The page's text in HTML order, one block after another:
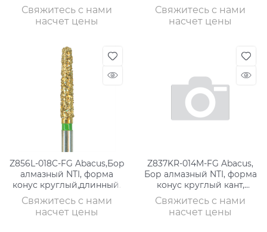
Свяжитесь с нами
насчет цены
Свяжитесь с нами
насчет цены
Z856L-018C-FG Abacus,Бор
алмазный NTI, форма
конус круглый,длинный,
Свяжитесь с нами
насчет цены
Z837KR-014M-FG Abacus,
Бор алмазный NTI, форма
конус круглый кант,
Свяжитесь с нами
насчет цены